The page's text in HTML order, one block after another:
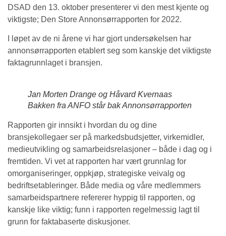
DSAD den 13. oktober presenterer vi den mest kjente og
viktigste; Den Store Annonsørrapporten for 2022.
I løpet av de ni årene vi har gjort undersøkelsen har
annonsørrapporten etablert seg som kanskje det viktigste
faktagrunnlaget i bransjen.
Jan Morten Drange og Håvard Kvernaas
Bakken fra ANFO står bak Annonsørrapporten
Rapporten gir innsikt i hvordan du og dine
bransjekollegaer ser på markedsbudsjetter, virkemidler,
medieutvikling og samarbeidsrelasjoner – både i dag og i
fremtiden. Vi vet at rapporten har vært grunnlag for
omorganiseringer, oppkjøp, strategiske veivalg og
bedriftsetableringer. Både media og våre medlemmers
samarbeidspartnere refererer hyppig til rapporten, og
kanskje like viktig; funn i rapporten regelmessig lagt til
grunn for faktabaserte diskusjoner.